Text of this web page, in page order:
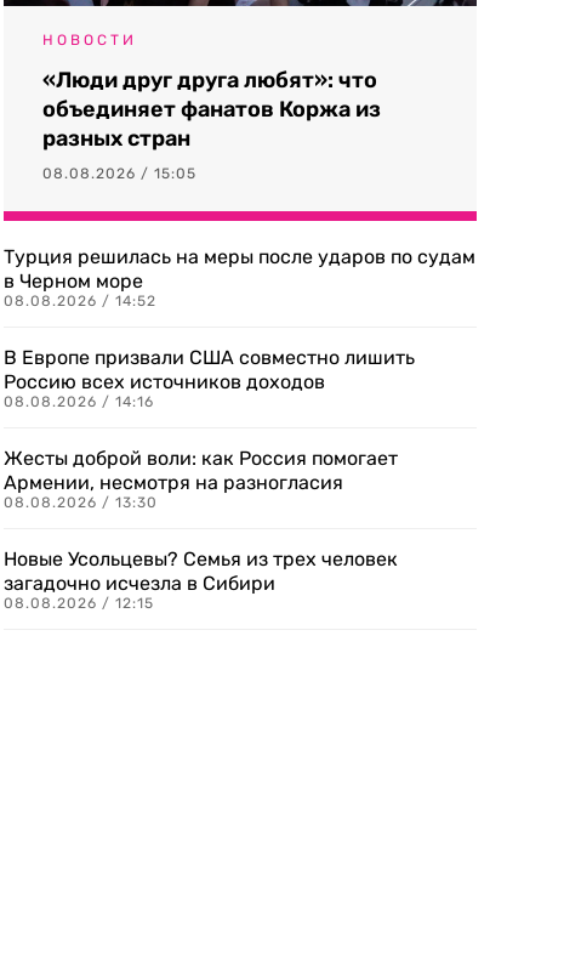
НОВОСТИ
«Люди друг друга любят»: что
объединяет фанатов Коржа из
разных стран
08.08.2026 / 15:05
Турция решилась на меры после ударов по судам
в Черном море
08.08.2026 / 14:52
В Европе призвали США совместно лишить
Россию всех источников доходов
08.08.2026 / 14:16
Жесты доброй воли: как Россия помогает
Армении, несмотря на разногласия
08.08.2026 / 13:30
Новые Усольцевы? Семья из трех человек
загадочно исчезла в Сибири
08.08.2026 / 12:15